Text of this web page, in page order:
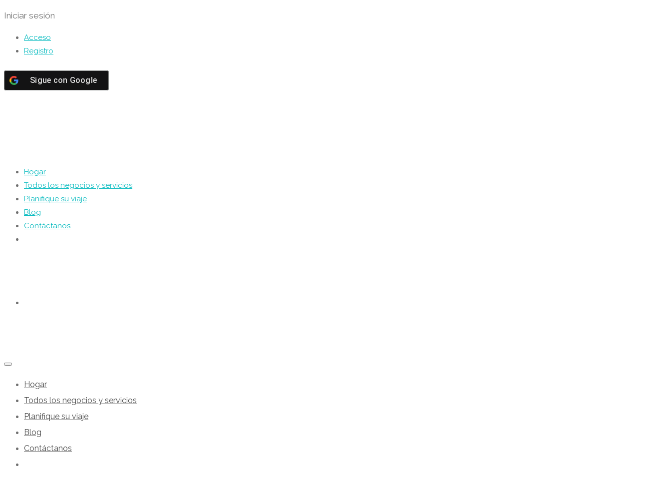
Iniciar sesión
Acceso
Registro
Sigue con Google
Hogar
Todos los negocios y servicios
Planifique su viaje
Blog
Contáctanos
Hogar
Todos los negocios y servicios
Planifique su viaje
Blog
Contáctanos